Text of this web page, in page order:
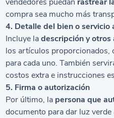
compra sea mucho más
4. Detalle del bien o servicio
Incluye ladescripción y
los artículos proporcionados,
para cada uno. También
costos extra e instrucciones
5. Firma o autorización
Por último, la persona que
documento para dar luz